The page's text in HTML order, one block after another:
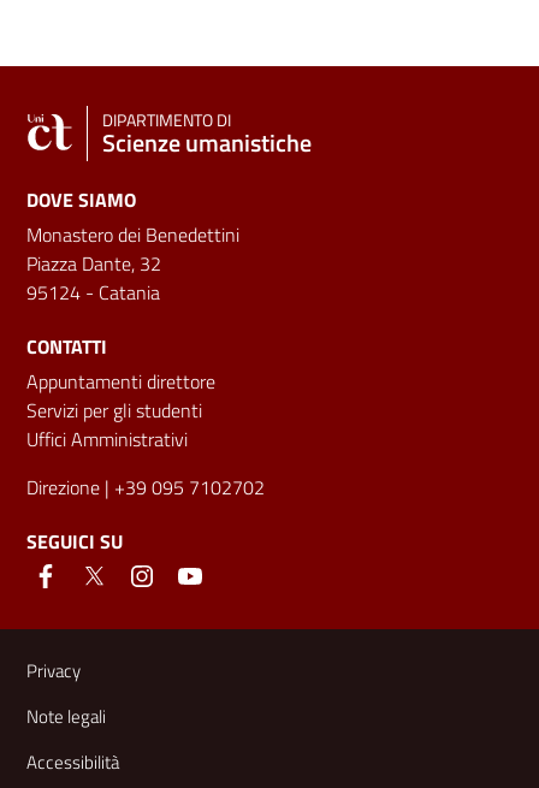
DIPARTIMENTO DI
Scienze umanistiche
DOVE SIAMO
Monastero dei Benedettini
Piazza Dante, 32
95124 - Catania
CONTATTI
Appuntamenti direttore
Servizi per gli studenti
Uffici Amministrativi
Direzione | +39 095 7102702
SEGUICI SU
Link e informazioni utili
Privacy
Note legali
Accessibilità